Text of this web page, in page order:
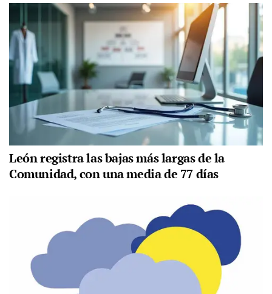
León registra las bajas más largas de la
Comunidad, con una media de 77 días